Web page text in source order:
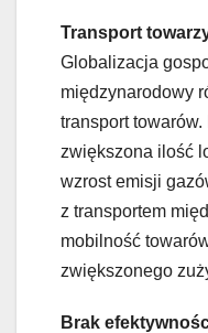
Transport
Globalizacja
międzynarodowy
transport
zwiększona ilość
wzrost emisji
z transportem
mobilność
zwiększonego
Brak